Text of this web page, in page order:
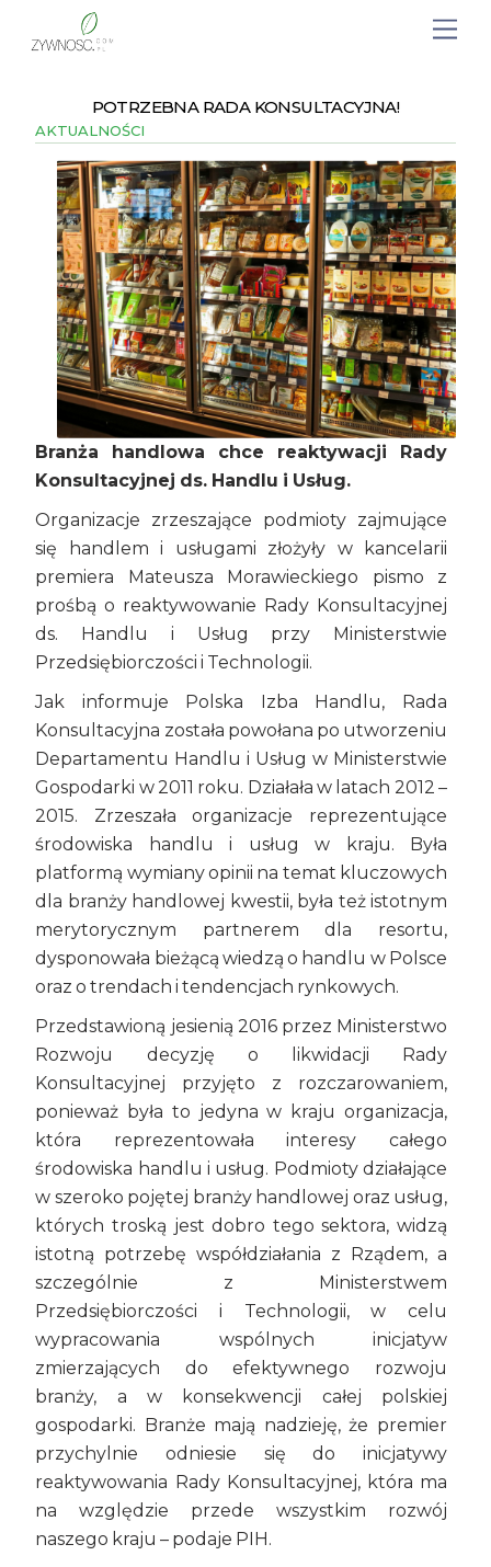
POTRZEBNA RADA KONSULTACYJNA!
AKTUALNOŚCI
Branża handlowa chce reaktywacji Rady
Konsultacyjnej ds. Handlu i Usług.
Organizacje zrzeszające podmioty zajmujące
się handlem i usługami złożyły w kancelarii
premiera Mateusza Morawieckiego pismo z
prośbą o reaktywowanie Rady Konsultacyjnej
ds. Handlu i Usług przy Ministerstwie
Przedsiębiorczości i Technologii.
Jak informuje Polska Izba Handlu, Rada
Konsultacyjna została powołana po utworzeniu
Departamentu Handlu i Usług w Ministerstwie
Gospodarki w 2011 roku. Działała w latach 2012 –
2015. Zrzeszała organizacje reprezentujące
środowiska handlu i usług w kraju. Była
platformą wymiany opinii na temat kluczowych
dla branży handlowej kwestii, była też istotnym
merytorycznym partnerem dla resortu,
dysponowała bieżącą wiedzą o handlu w Polsce
oraz o trendach i tendencjach rynkowych.
Przedstawioną jesienią 2016 przez Ministerstwo
Rozwoju decyzję o likwidacji Rady
Konsultacyjnej przyjęto z rozczarowaniem,
ponieważ była to jedyna w kraju organizacja,
która reprezentowała interesy całego
środowiska handlu i usług. Podmioty działające
w szeroko pojętej branży handlowej oraz usług,
których troską jest dobro tego sektora, widzą
istotną potrzebę współdziałania z Rządem, a
szczególnie z Ministerstwem
Przedsiębiorczości i Technologii, w celu
wypracowania wspólnych inicjatyw
zmierzających do efektywnego rozwoju
branży, a w konsekwencji całej polskiej
gospodarki. Branże mają nadzieję, że premier
przychylnie odniesie się do inicjatywy
reaktywowania Rady Konsultacyjnej, która ma
na względzie przede wszystkim rozwój
naszego kraju – podaje PIH.